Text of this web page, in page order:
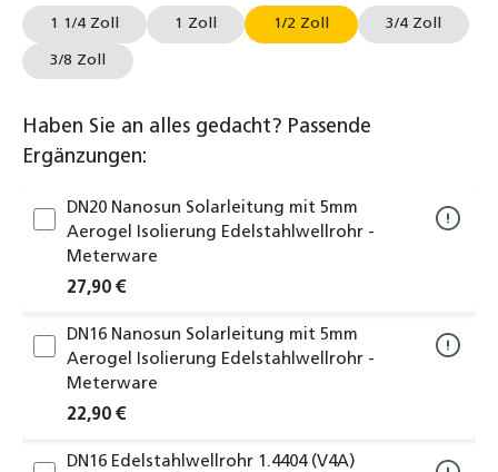
1 1/4 Zoll 1 Zoll 1/2 Zoll 3/4 Zoll
3/8 Zoll
Haben Sie an alles gedacht? Passende
Ergänzungen:
DN20 Nanosun Solarleitung mit 5mm
Aerogel Isolierung Edelstahlwellrohr -
Meterware
27,90 €
DN16 Nanosun Solarleitung mit 5mm
Aerogel Isolierung Edelstahlwellrohr -
Meterware
22,90 €
DN16 Edelstahlwellrohr 1.4404 (V4A)